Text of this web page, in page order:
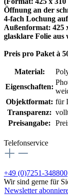
Öffnung an der
4-fach Lochung
Außenformat: 425
glasklare Folie aus
Preis pro Paket à
Material:
Eigenschaften:
Objektformat: für
Transparenz:
Preisangabe:
Telefonservice
+49 (0)7251-348800
Wir sind gerne für
Newsletter